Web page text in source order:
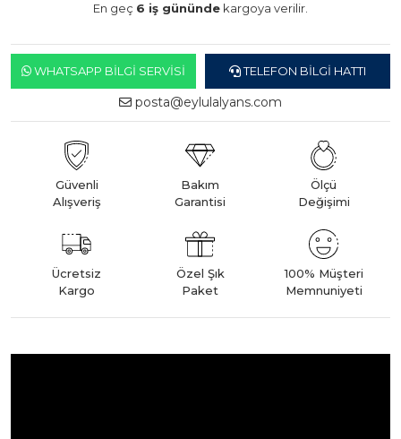
En geç 6 iş gününde kargoya verilir.
WHATSAPP BILGI SERVISI TELEFON BILGI HATTI
posta@eylulalyans.com
Güvenli
Alışveriş
Bakım
Garantisi
Ölçü
Değişimi
Ücretsiz
Kargo
Özel Şık
Paket
100% Müşteri
Memnuniyeti